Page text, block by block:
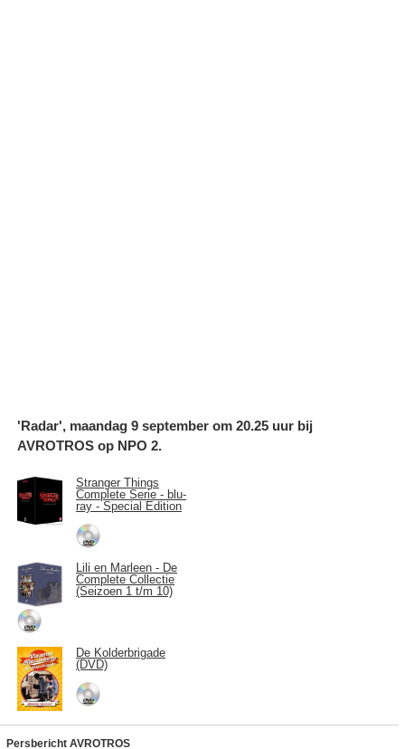
'Radar', maandag 9 september om 20.25 uur bij
AVROTROS op NPO 2.
Stranger Things
Complete Serie - blu-
ray - Special Edition
Lili en Marleen - De
Complete Collectie
(Seizoen 1 t/m 10)
De Kolderbrigade
(DVD)
Persbericht AVROTROS